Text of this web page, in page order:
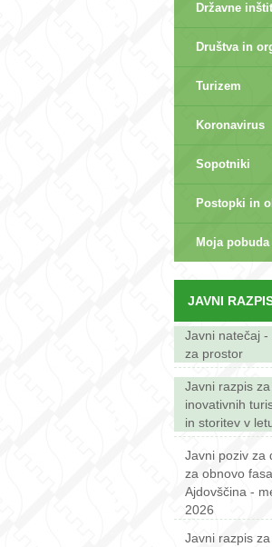
Državne
Društva in
Turizem
Koronavirus
Sopotniki
Postopki in
Moja pobuda
JAVNI
Javni natečaj -
za prostor
Javni razpis
inovativnih
in storitev v
Javni poziv za
za obnovo
Ajdovščina -
2026
Javni razpis